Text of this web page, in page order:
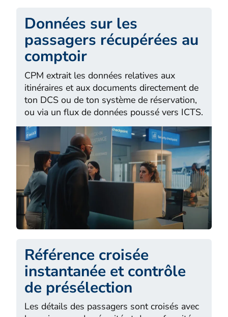
Données sur les
passagers récupérées au
comptoir
CPM extrait les données relatives aux
itinéraires et aux documents directement de
ton DCS ou de ton système de réservation,
ou via un flux de données poussé vers ICTS.
Référence croisée
instantanée et contrôle
de présélection
Les détails des passagers sont croisés avec